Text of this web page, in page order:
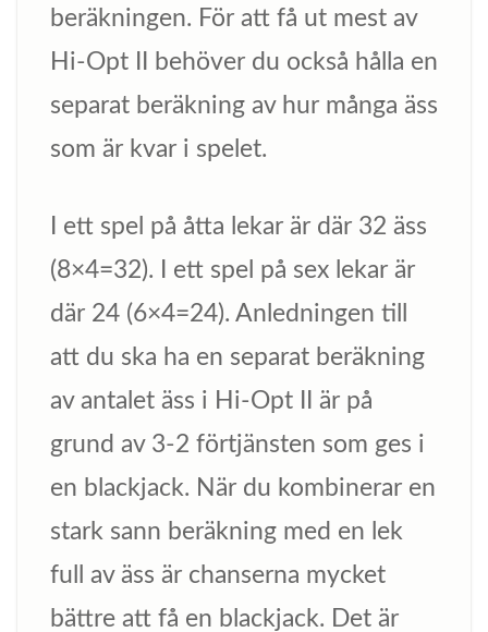
beräkningen. För att få ut mest av
Hi-Opt II behöver du också hålla en
separat beräkning av hur många äss
som är kvar i spelet.
I ett spel på åtta lekar är där 32 äss
(8×4=32). I ett spel på sex lekar är
där 24 (6×4=24). Anledningen till
att du ska ha en separat beräkning
av antalet äss i Hi-Opt II är på
grund av 3-2 förtjänsten som ges i
en blackjack. När du kombinerar en
stark sann beräkning med en lek
full av äss är chanserna mycket
bättre att få en blackjack. Det är